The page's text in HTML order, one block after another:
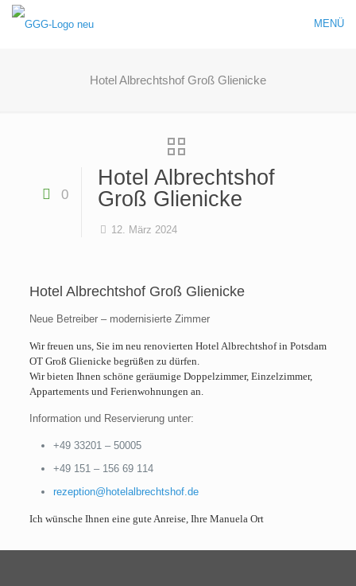
MENÜ
Hotel Albrechtshof Groß Glienicke
0
Hotel Albrechtshof
Groß Glienicke
12. März 2024
Hotel Albrechtshof Groß Glienicke
Neue Betreiber – modernisierte Zimmer
Wir freuen uns, Sie im neu renovierten Hotel Albrechtshofin Potsdam
OT Groß Glienicke begrüßen zu dürfen.
Wir bieten Ihnen schöne geräumige Doppelzimmer, Einzelzimmer,
Appartements und Ferienwohnungen an.
Information und Reservierung unter:
+49 33201 – 50005
+49 151 – 156 69 114
rezeption@hotelalbrechtshof.de
Ich wünsche Ihnen eine gute Anreise, Ihre Manuela Ort